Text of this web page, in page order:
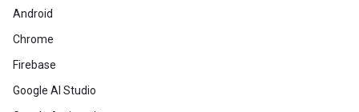
Android
Chrome
Firebase
Google AI Studio